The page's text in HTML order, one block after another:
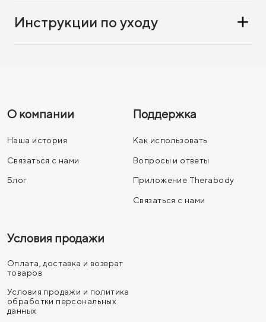
Инструкции по уходу
О компании
Наша история
Связаться с нами
Блог
Поддержка
Как использовать
Вопросы и ответы
Приложение Therabody
Связаться с нами
Условия продажи
Оплата, доставка и возврат
товаров
Условия продажи и политика
обработки персональных
данных